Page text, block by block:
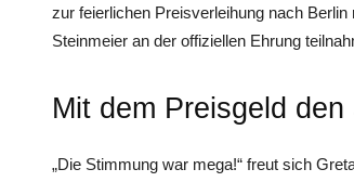
zur feierlichen Preisverleihung nach
Steinmeier an der offiziellen Ehrung
Mit dem Preisgeld
„Die Stimmung war mega!“ freut sich